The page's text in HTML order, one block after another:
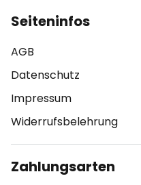
Seiteninfos
AGB
Datenschutz
Impressum
Widerrufsbelehrung
Zahlungsarten